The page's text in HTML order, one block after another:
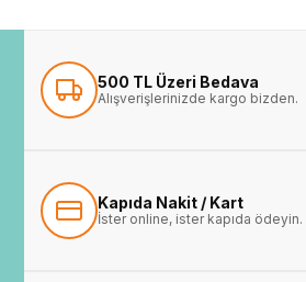
500 TL Üzeri Bedava
Alışverişlerinizde kargo bizden.
Kapıda Nakit / Kart
İster online, ister kapıda ödeyin.